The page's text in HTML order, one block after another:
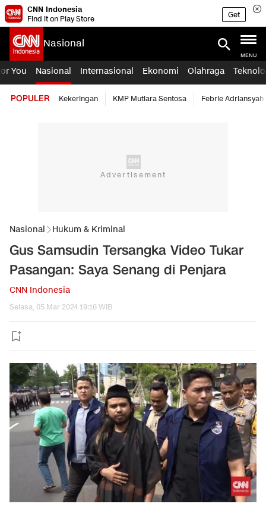
CNN Indonesia
Find it on Play Store
Get
Nasional
MENU
You Nasional Internasional Ekonomi Olahraga
POPULER Kekeringan KMP Mutiara Sentosa Febrie Adriansyah
Nasional Hukum & Kriminal
Gus Samsudin Tersangka Video Tukar
Pasangan: Saya Senang di Penjara
CNN Indonesia
Selasa, 05 Mar 2024 19:16 WIB